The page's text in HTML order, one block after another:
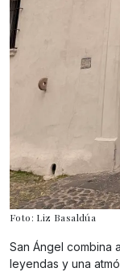
Foto: Liz Basaldúa
San Ángel combina
leyendas y una